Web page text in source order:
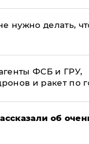
нужно делать,
ФСБ и ГРУ,
и ракет по
об